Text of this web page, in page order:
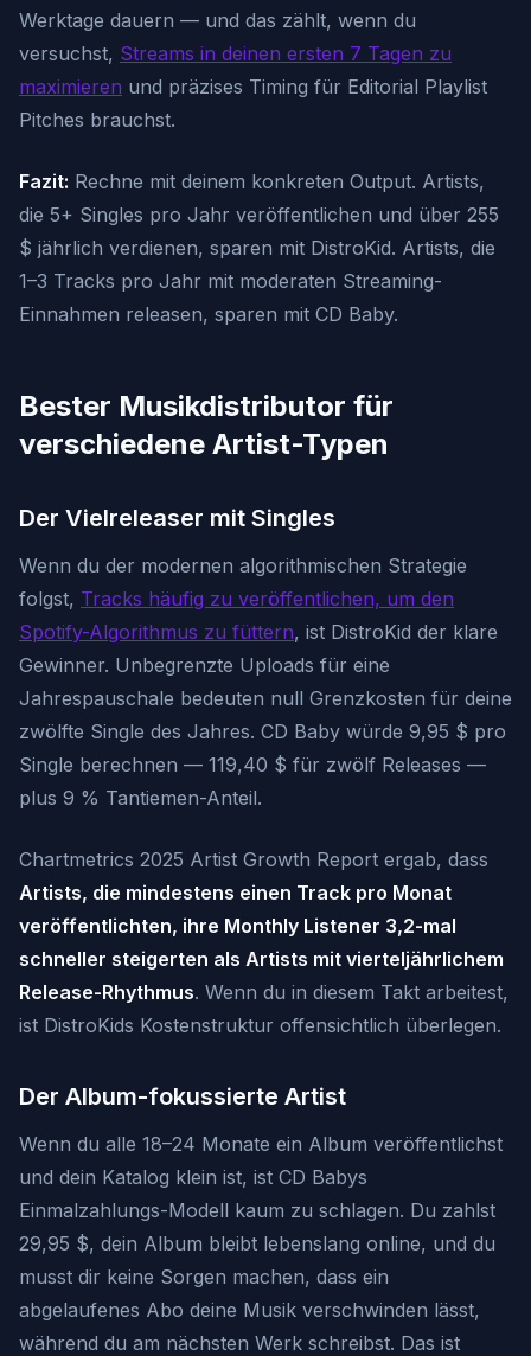
Werktage dauern — und das zählt, wenn du
versuchst, Streams in deinen ersten 7 Tagen zu
maximieren und präzises Timing für Editorial Playlist
Pitches brauchst.
Fazit: Rechne mit deinem konkreten Output. Artists,
die 5+ Singles pro Jahr veröffentlichen und über 255
$ jährlich verdienen, sparen mit DistroKid. Artists, die
1–3 Tracks pro Jahr mit moderaten Streaming-
Einnahmen releasen, sparen mit CD Baby.
Bester Musikdistributor für
verschiedene Artist-Typen
Der Vielreleaser mit Singles
Wenn du der modernen algorithmischen Strategie
folgst, Tracks häufig zu veröffentlichen, um den
Spotify-Algorithmus zu füttern, ist DistroKid der klare
Gewinner. Unbegrenzte Uploads für eine
Jahrespauschale bedeuten null Grenzkosten für deine
zwölfte Single des Jahres. CD Baby würde 9,95 $ pro
Single berechnen — 119,40 $ für zwölf Releases —
plus 9 % Tantiemen-Anteil.
Chartmetrics 2025 Artist Growth Report ergab, dass
Artists, die mindestens einen Track pro Monat
veröffentlichten, ihre Monthly Listener 3,2-mal
schneller steigerten als Artists mit vierteljährlichem
Release-Rhythmus. Wenn du in diesem Takt arbeitest,
ist DistroKids Kostenstruktur offensichtlich überlegen.
Der Album-fokussierte Artist
Wenn du alle 18–24 Monate ein Album veröffentlichst
und dein Katalog klein ist, ist CD Babys
Einmalzahlungs-Modell kaum zu schlagen. Du zahlst
29,95 $, dein Album bleibt lebenslang online, und du
musst dir keine Sorgen machen, dass ein
abgelaufenes Abo deine Musik verschwinden lässt,
während du am nächsten Werk schreibst. Das ist